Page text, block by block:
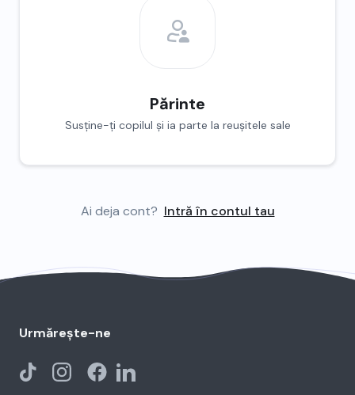
Părinte
Susține-ți copilul și ia parte la reușitele sale
Ai deja cont? Intră în contul tau
Urmărește-ne